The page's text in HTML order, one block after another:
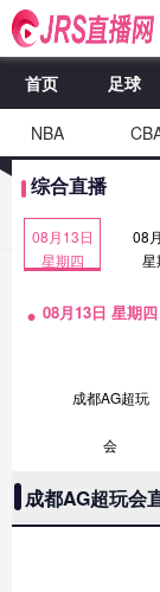
首页 足球
NBA
综合直播
08月13日
星期四
08
星
08月13日 星期四
成都AG超玩
会
成都AG超玩会